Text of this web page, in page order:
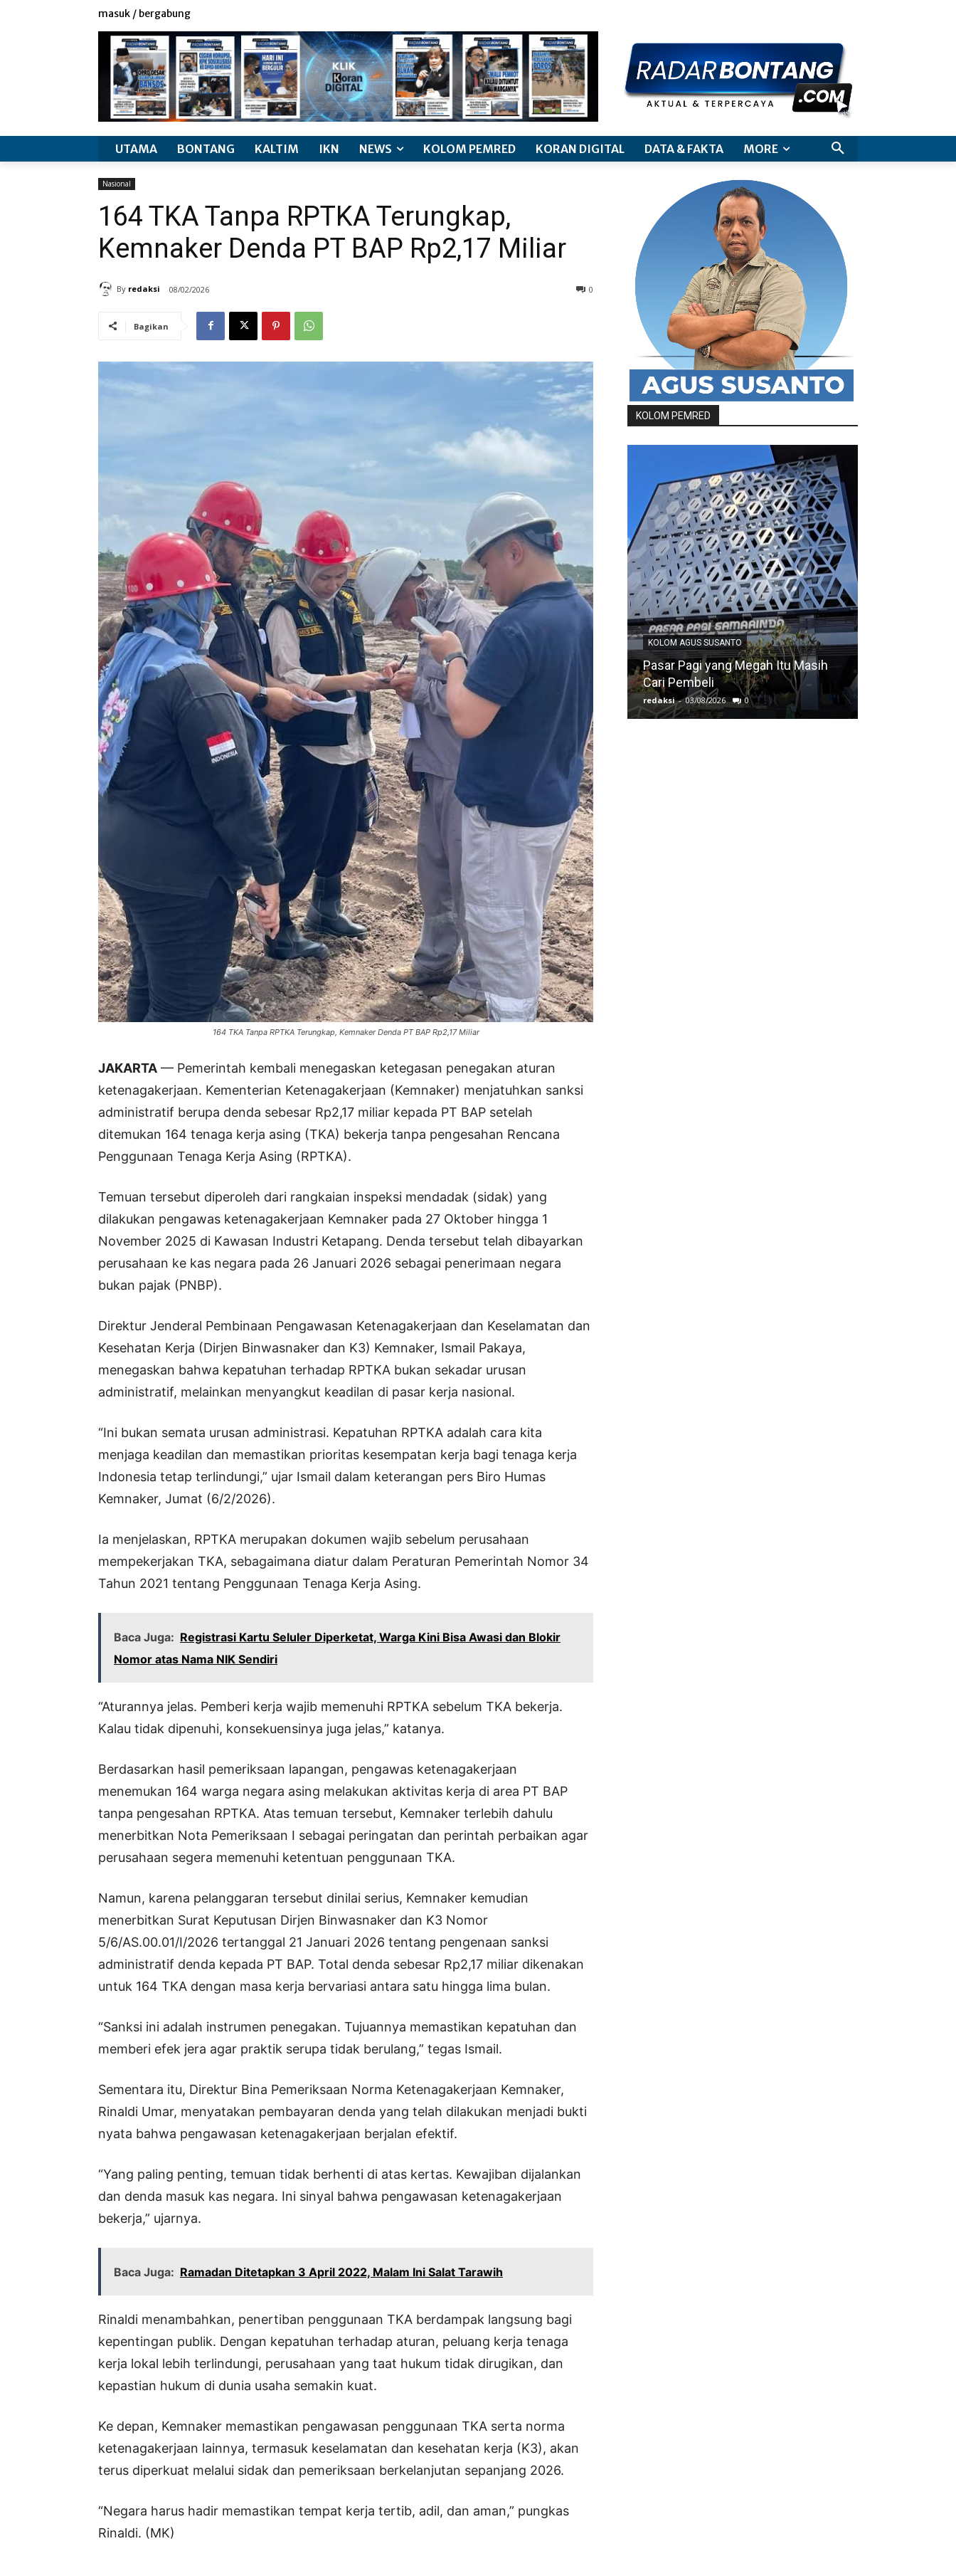
masuk / bergabung
UTAMA BONTANG KALTIM IKN NEWS KOLOM PEMRED KORAN DIGITAL DATA & FAKTA MORE
Nasional
164 TKA Tanpa RPTKA Terungkap,
Kemnaker Denda PT BAP Rp2,17 Miliar
By redaksi 08/02/2026 0
Bagikan
164 TKA Tanpa RPTKA Terungkap, Kemnaker Denda PT BAP Rp2,17 Miliar
JAKARTA — Pemerintah kembali menegaskan ketegasan penegakan aturan
ketenagakerjaan. Kementerian Ketenagakerjaan (Kemnaker) menjatuhkan sanksi
administratif berupa denda sebesar Rp2,17 miliar kepada PT BAP setelah
ditemukan 164 tenaga kerja asing (TKA) bekerja tanpa pengesahan Rencana
Penggunaan Tenaga Kerja Asing (RPTKA).
Temuan tersebut diperoleh dari rangkaian inspeksi mendadak (sidak) yang
dilakukan pengawas ketenagakerjaan Kemnaker pada 27 Oktober hingga 1
November 2025 di Kawasan Industri Ketapang. Denda tersebut telah dibayarkan
perusahaan ke kas negara pada 26 Januari 2026 sebagai penerimaan negara
bukan pajak (PNBP).
Direktur Jenderal Pembinaan Pengawasan Ketenagakerjaan dan Keselamatan dan
Kesehatan Kerja (Dirjen Binwasnaker dan K3) Kemnaker, Ismail Pakaya,
menegaskan bahwa kepatuhan terhadap RPTKA bukan sekadar urusan
administratif, melainkan menyangkut keadilan di pasar kerja nasional.
“Ini bukan semata urusan administrasi. Kepatuhan RPTKA adalah cara kita
menjaga keadilan dan memastikan prioritas kesempatan kerja bagi tenaga kerja
Indonesia tetap terlindungi,” ujar Ismail dalam keterangan pers Biro Humas
Kemnaker, Jumat (6/2/2026).
Ia menjelaskan, RPTKA merupakan dokumen wajib sebelum perusahaan
mempekerjakan TKA, sebagaimana diatur dalam Peraturan Pemerintah Nomor 34
Tahun 2021 tentang Penggunaan Tenaga Kerja Asing.
Baca Juga: Registrasi Kartu Seluler Diperketat, Warga Kini Bisa Awasi dan Blokir
Nomor atas Nama NIK Sendiri
“Aturannya jelas. Pemberi kerja wajib memenuhi RPTKA sebelum TKA bekerja.
Kalau tidak dipenuhi, konsekuensinya juga jelas,” katanya.
Berdasarkan hasil pemeriksaan lapangan, pengawas ketenagakerjaan
menemukan 164 warga negara asing melakukan aktivitas kerja di area PT BAP
tanpa pengesahan RPTKA. Atas temuan tersebut, Kemnaker terlebih dahulu
menerbitkan Nota Pemeriksaan I sebagai peringatan dan perintah perbaikan agar
perusahaan segera memenuhi ketentuan penggunaan TKA.
Namun, karena pelanggaran tersebut dinilai serius, Kemnaker kemudian
menerbitkan Surat Keputusan Dirjen Binwasnaker dan K3 Nomor
5/6/AS.00.01/I/2026 tertanggal 21 Januari 2026 tentang pengenaan sanksi
administratif denda kepada PT BAP. Total denda sebesar Rp2,17 miliar dikenakan
untuk 164 TKA dengan masa kerja bervariasi antara satu hingga lima bulan.
“Sanksi ini adalah instrumen penegakan. Tujuannya memastikan kepatuhan dan
memberi efek jera agar praktik serupa tidak berulang,” tegas Ismail.
Sementara itu, Direktur Bina Pemeriksaan Norma Ketenagakerjaan Kemnaker,
Rinaldi Umar, menyatakan pembayaran denda yang telah dilakukan menjadi bukti
nyata bahwa pengawasan ketenagakerjaan berjalan efektif.
“Yang paling penting, temuan tidak berhenti di atas kertas. Kewajiban dijalankan
dan denda masuk kas negara. Ini sinyal bahwa pengawasan ketenagakerjaan
bekerja,” ujarnya.
Baca Juga: Ramadan Ditetapkan 3 April 2022, Malam Ini Salat Tarawih
Rinaldi menambahkan, penertiban penggunaan TKA berdampak langsung bagi
kepentingan publik. Dengan kepatuhan terhadap aturan, peluang kerja tenaga
kerja lokal lebih terlindungi, perusahaan yang taat hukum tidak dirugikan, dan
kepastian hukum di dunia usaha semakin kuat.
Ke depan, Kemnaker memastikan pengawasan penggunaan TKA serta norma
ketenagakerjaan lainnya, termasuk keselamatan dan kesehatan kerja (K3), akan
terus diperkuat melalui sidak dan pemeriksaan berkelanjutan sepanjang 2026.
“Negara harus hadir memastikan tempat kerja tertib, adil, dan aman,” pungkas
Rinaldi. (MK)
KOLOM PEMRED
KOLOM AGUS SUSANTO
Pasar Pagi yang Megah Itu Masih
Cari Pembeli
redaksi - 03/08/2026 0